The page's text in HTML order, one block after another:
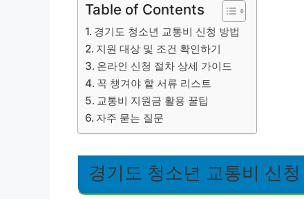
Table of Contents
경기도 청소년 교통비 신청 방법
지원 대상 및 조건 확인하기
온라인 신청 절차 상세 가이드
꼭 챙겨야 할 서류 리스트
교통비 지원금 활용 꿀팁
자주 묻는 질문
경기도 청소년 교통비 신청